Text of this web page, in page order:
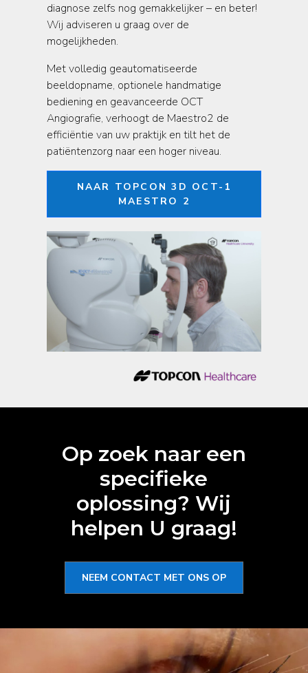
diagnose zelfs nog gemakkelijker – en beter!
Wij adviseren u graag over de
mogelijkheden.
Met volledig geautomatiseerde
beeldopname, optionele handmatige
bediening en geavanceerde OCT
Angiografie, verhoogt de Maestro2 de
efficiëntie van uw praktijk en tilt het de
patiëntenzorg naar een hoger niveau.
NAAR TOPCON 3D OCT-1
MAESTRO 2
Op zoek naar een
specifieke
oplossing? Wij
helpen U graag!
NEEM CONTACT MET ONS OP